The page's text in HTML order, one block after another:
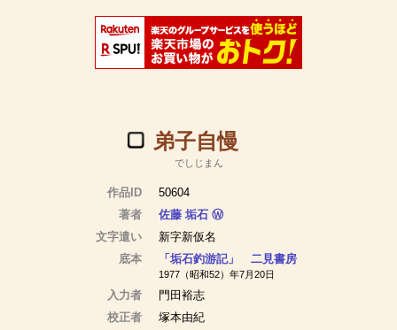
弟子自慢
でしじまん
作品ID
50604
著者
佐藤 垢石 Ⓦ
文字遣い
新字新仮名
底本
「垢石釣游記」 二見書房
1977（昭和52）年7月20日
入力者
門田裕志
校正者
塚本由紀